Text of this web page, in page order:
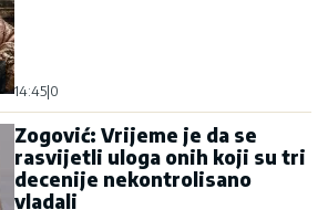
14:45 0
Zogović: Vrijeme je da se
rasvijetli uloga onih koji su tri
decenije nekontrolisano
vladali